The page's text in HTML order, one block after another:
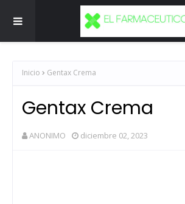
Inicio Gentax Crema
Gentax Crema
ANONIMO diciembre 02, 2023